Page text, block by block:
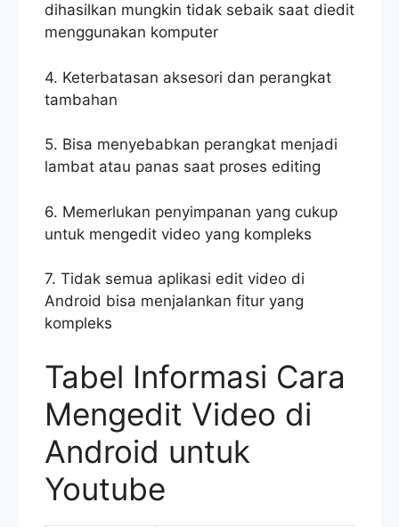
dihasilkan mungkin tidak sebaik saat diedit
menggunakan komputer
4. Keterbatasan aksesori dan perangkat
tambahan
5. Bisa menyebabkan perangkat menjadi
lambat atau panas saat proses editing
6. Memerlukan penyimpanan yang cukup
untuk mengedit video yang kompleks
7. Tidak semua aplikasi edit video di
Android bisa menjalankan fitur yang
kompleks
Tabel Informasi Cara
Mengedit Video di
Android untuk
Youtube